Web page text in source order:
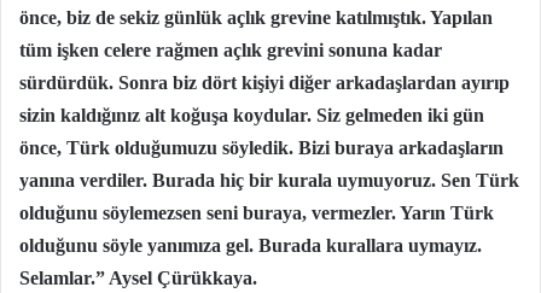
önce, biz de sekiz günlük açlık grevine katılmıştık. Yapılan
tüm işken celere rağmen açlık grevini sonuna kadar
sürdürdük. Sonra biz dört kişiyi diğer arkadaşlardan ayırıp
sizin kaldığınız alt koğuşa koydular. Siz gelmeden iki gün
önce, Türk olduğumuzu söyledik. Bizi buraya arkadaşların
yanına verdiler. Burada hiç bir kurala uymuyoruz. Sen Türk
olduğunu söylemezsen seni buraya, vermezler. Yarın Türk
olduğunu söyle yanımıza gel. Burada kurallara uymayız.
Selamlar.” Aysel Çürükkaya.